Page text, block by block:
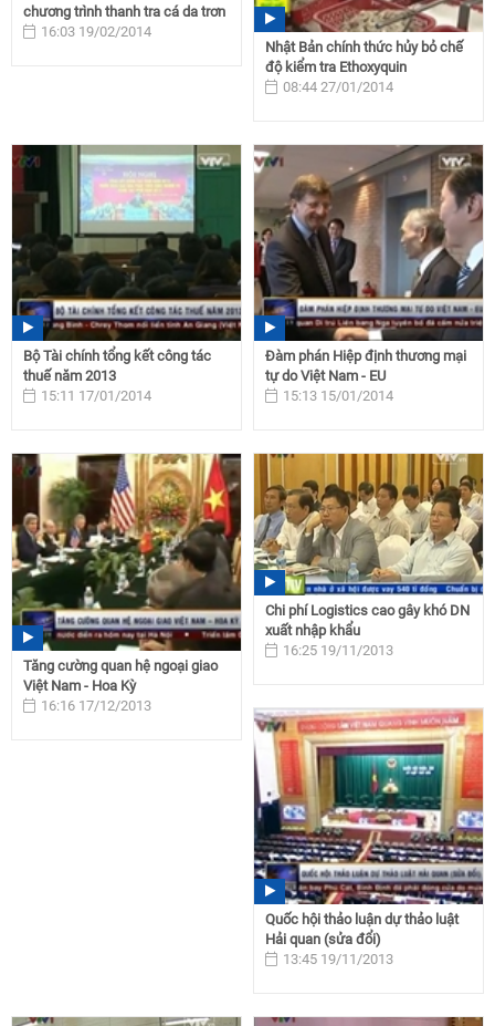
chương trình thanh tra cá da trơn
16:03 19/02/2014
Nhật Bản chính thức hủy bỏ chế
độ kiểm tra Ethoxyquin
08:44 27/01/2014
Bộ Tài chính tổng kết công tác
thuế năm 2013
15:11 17/01/2014
Đàm phán Hiệp định thương mại
tự do Việt Nam - EU
15:13 15/01/2014
Tăng cường quan hệ ngoại giao
Việt Nam - Hoa Kỳ
16:16 17/12/2013
Chi phí Logistics cao gây khó DN
xuất nhập khẩu
16:25 19/11/2013
Quốc hội thảo luận dự thảo luật
Hải quan (sửa đổi)
13:45 19/11/2013